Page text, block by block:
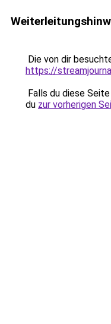
Die von dir
https://
Falls du diese
du zur vorherigen